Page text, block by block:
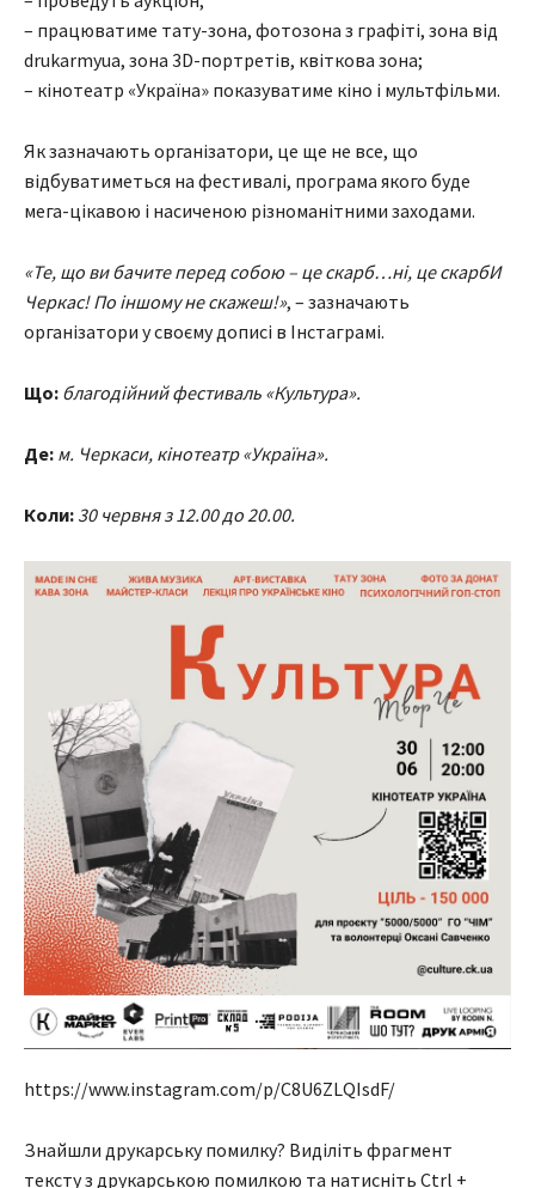
– працюватиме тату-зона, фотозона з графіті, зона від
drukarmyua, зона 3D-портретів, квіткова зона;
– кінотеатр «Україна» показуватиме кіно і мультфільми.
Як зазначають організатори, це ще не все, що
відбуватиметься на фестивалі, програма якого буде
мега-цікавою і насиченою різноманітними заходами.
«Те, що ви бачите перед собою – це скарб…ні, це скарбИ
Черкас! По іншому не скажеш!», – зазначають
організатори у своєму дописі в Інстаграмі.
Що: благодійний фестиваль «Культура».
Де: м. Черкаси, кінотеатр «Україна».
Коли: 30 червня з 12.00 до 20.00.
https://www.instagram.com/p/C8U6ZLQIsdF/
Знайшли друкарську помилку? Виділіть фрагмент
тексту з друкарською помилкою та натисніть Ctrl +